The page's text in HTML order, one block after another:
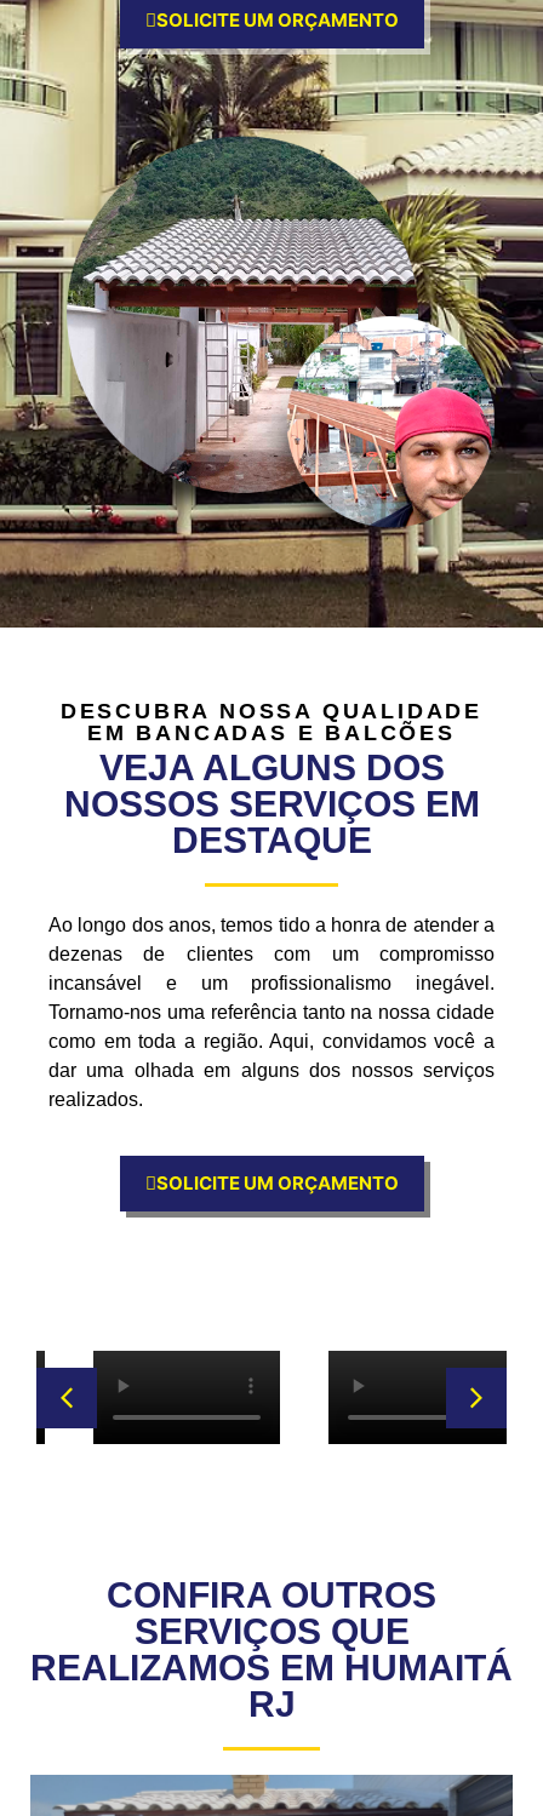
SOLICITE UM ORÇAMENTO
DESCUBRA NOSSA QUALIDADE
EM BANCADAS E BALCÕES
VEJA ALGUNS DOS
NOSSOS SERVIÇOS EM
DESTAQUE
Ao longo dos anos, temos tido a honra de atender a
dezenas de clientes com um compromisso
incansável e um profissionalismo inegável.
Tornamo-nos uma referência tanto na nossa cidade
como em toda a região. Aqui, convidamos você a
dar uma olhada em alguns dos nossos serviços
realizados.
SOLICITE UM ORÇAMENTO
CONFIRA OUTROS
SERVIÇOS QUE
REALIZAMOS EM HUMAITÁ
RJ